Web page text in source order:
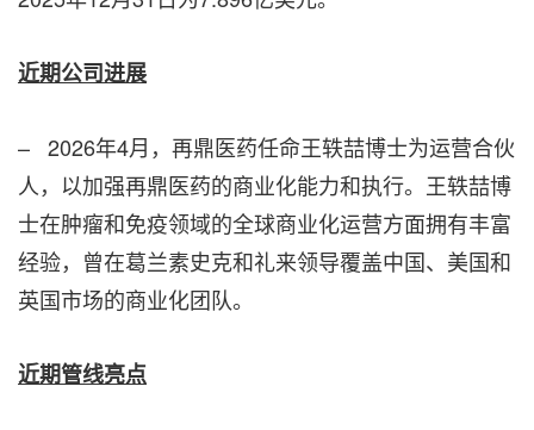
近期公司进展
– 2026年4月，再鼎医药任命王轶喆博士为运营合伙
人，以加强再鼎医药的商业化能力和执行。王轶喆博
士在肿瘤和免疫领域的全球商业化运营方面拥有丰富
经验，曾在葛兰素史克和礼来领导覆盖中国、美国和
英国市场的商业化团队。
近期管线亮点